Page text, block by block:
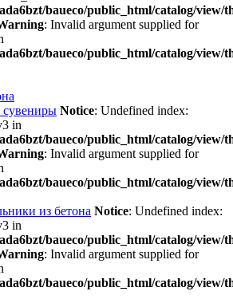
baueco/public_html/catalog/view/
: Invalid argument supplied for
baueco/public_html/catalog/view/
сувениры Notice: Undefined index:
in
baueco/public_html/catalog/view/
: Invalid argument supplied for
baueco/public_html/catalog/view/
из бетона Notice: Undefined index:
in
baueco/public_html/catalog/view/
: Invalid argument supplied for
baueco/public_html/catalog/view/